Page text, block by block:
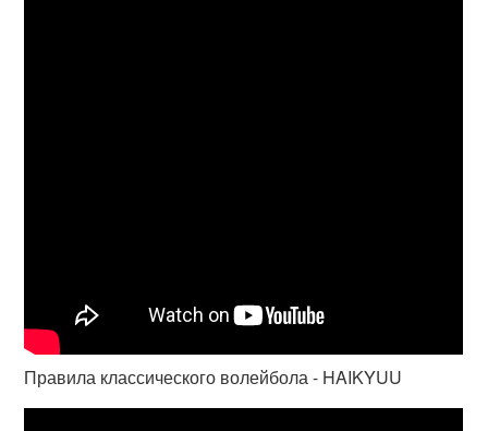
Правила классического волейбола - HAIKYUU